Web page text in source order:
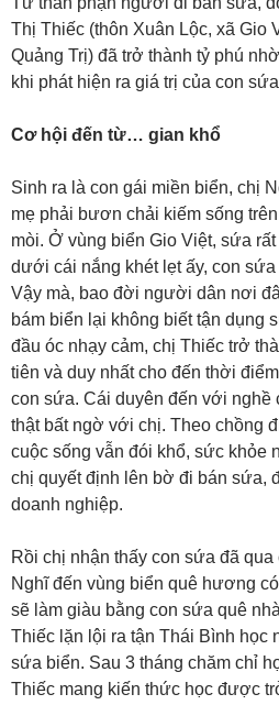
Thị Thiếc (thôn Xuân Lộc, xã Gio
Quảng Trị) đã trở thành tỷ phú
khi phát hiện ra giá trị của con
Cơ hội đến từ… gian khổ
Sinh ra là con gái miền biển, chị
mẹ phải bươn chải kiếm sống
mòi. Ở vùng biển Gio Việt, sứa
dưới cái nắng khét lẹt ấy, con sứa
Vậy mà, bao đời người dân nơi
bám biển lại không biết tận dụng
đầu óc nhạy cảm, chị Thiếc trở
tiên và duy nhất cho đến thời
con sứa. Cái duyên đến với nghề
thật bất ngờ với chị. Theo chồng
cuộc sống vẫn đói khổ, sức khỏe
chị quyết định lên bờ đi bán sứa,
doanh nghiệp.
Rồi chị nhận thấy con sứa đã qua
Nghĩ đến vùng biển quê hương
sẽ làm giàu bằng con sứa quê
Thiếc lặn lội ra tận Thái Bình học
sứa biển. Sau 3 tháng chăm chỉ
Thiếc mang kiến thức học được